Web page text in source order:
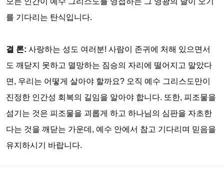
를 기다리는 탄식입니다.
결 론: 사랑하는 성도 여러분! 사람이 존귀에 처해 있으면서
도 깨닫지 못하고 멸망하는 짐승의 자리에 떨어지고 말았다
면 , 우리는 어떻게 살아야 할까요? 오직 예수 그리스도만이
진정한 인간성 회복의 길임을 알아야 합니다. 또한, 피조물을
섬기는 것은 피조물을 괴롭게 하고 하나님의 심판을 자초한
다는 것을 깨닫는 가운데 , 예수 안에서 참고 기다리며 믿음을
유지하시기 바랍니다.